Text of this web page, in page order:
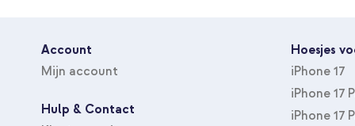
Account
Mijn account
Hulp & Contact
Hoesjes
iPhone 17
iPhone 17
iPhone 17